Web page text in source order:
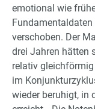
emotional wie
verschoben. Der
drei Jahren hätten
relativ
im
wieder beruhigt, in